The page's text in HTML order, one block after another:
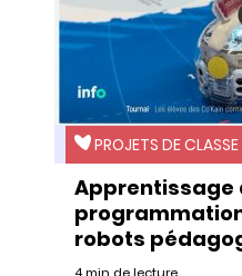
PROJETS DE CLASSE
Apprentissage
robots